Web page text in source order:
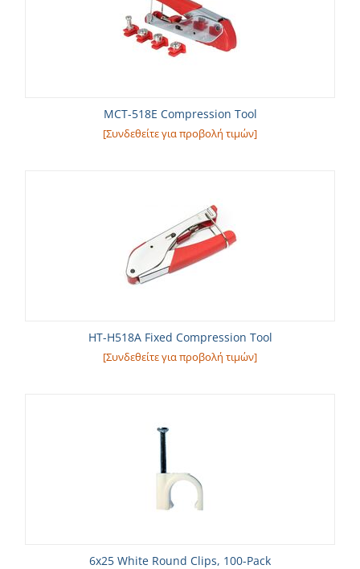
MCT-518E Compression Tool
[Συνδεθείτε για προβολή τιμών]
HT-H518A Fixed Compression Tool
[Συνδεθείτε για προβολή τιμών]
6x25 White Round Clips, 100-Pack